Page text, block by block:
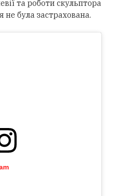
та роботи скульптора
не була застрахована.